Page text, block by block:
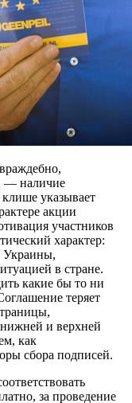
— наличие
указывает
акции
участников
характер:
Украины,
в стране.
какие бы то ни
теряет
и верхней
как
сбора подписей.
за проведение